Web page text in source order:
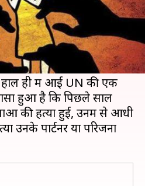
उनके घर को ही सबसे
था, लेकिन संयुक्त राष्ट्र (UN)
तोड़ दिया है।
ही में आई UN की एक
हुआ है कि पिछले साल
की हत्या हुई, उनमें से आधी
उनके पार्टनर या परिजनों